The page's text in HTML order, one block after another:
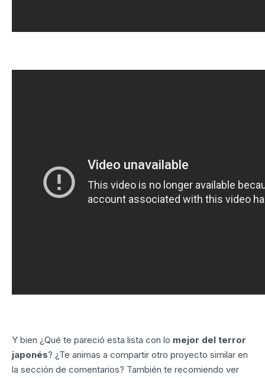
Y bien ¿Qué te pareció esta lista con lo mejor del terror
japonés? ¿Te animas a compartir otro proyecto similar en
la sección de comentarios? También te recomiendo ver